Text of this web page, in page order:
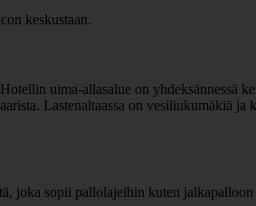
keskustaan.
uima-allasalue on yhdeksännessä
Lastenaltaassa on vesiliukumäkiä ja
joka sopii pallolajeihin kuten